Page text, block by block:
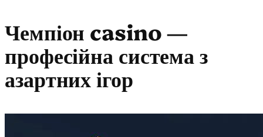
Чемпіон casino —
професійна система з
азартних ігор